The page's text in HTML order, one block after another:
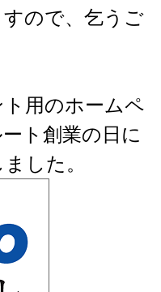
ので、乞うご
用のホームペ
ト創業の日に
した。